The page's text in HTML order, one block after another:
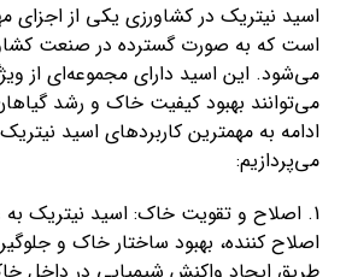
اسید نیتریک در کشاورزی یکی از اجزای
است که به صورت گسترده در صنعت
می‌شود. این اسید دارای مجموعه‌ای از
می‌توانند بهبود کیفیت خاک و رشد
ادامه به مهمترین کاربردهای اسید
می‌پردازیم:
1. اصلاح و تقویت خاک: اسید نیتریک
اصلاح کننده، بهبود ساختار خاک و